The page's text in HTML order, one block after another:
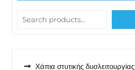
Χάπια στυτικής δυσλειτουργίας